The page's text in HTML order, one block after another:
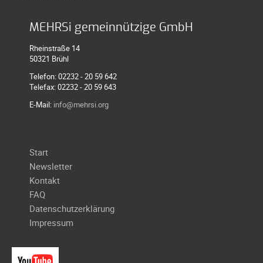
Meldeformular
Flex.
Galerien
Galerie
Galerie
2024
Galerie
2023
Galerie
2022
Galerie
2021
MEHRSi gemeinnützige GmbH
Rheinstraße 14
50321 Brühl
Telefon: 02232 - 20 59 642
Telefax: 02232 - 20 59 643
E-Mail: info@mehrsi.org
Navigation
überspringen
Start
Newsletter
Kontakt
FAQ
Datenschutzerklärung
Impressum